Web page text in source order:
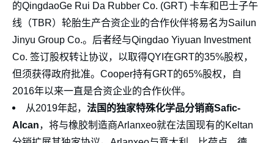
的QingdaoGe Rui Da Rubber Co. (GRT) 卡车和巴士子午
线（TBR）轮胎生产合资企业的合作伙伴将易名为Sailun
Jinyu Group Co.。后者经与Qingdao Yiyuan Investment
Co. 签订股权转让协议，以取得QYI在GRT的35%股权，
但须获得政府批准。Cooper持有GRT的65%股权，自
2016年以来一直是合资企业的合作伙伴。
从2019年起， 法国的独家特殊化学品分销商Safic-
Alcan，将与橡胶制造商Arlanxeo就在法国现有的Keltan